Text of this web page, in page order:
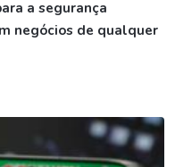
a segurança
negócios de qualquer